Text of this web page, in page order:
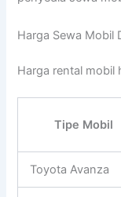
Harga Sewa Mobil
Harga rental mobil
Tipe Mobil
Toyota Avanza